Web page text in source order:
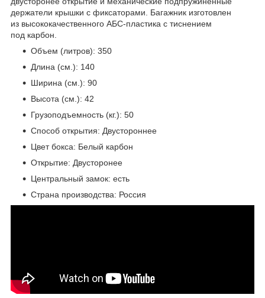
держатели крышки с фиксаторами. Багажник изготовлен
из высококачественного АБС-пластика с тиснением
под карбон.
Объем (литров): 350
Длина (см.): 140
Ширина (см.): 90
Высота (см.): 42
Грузоподъемность (кг.): 50
Способ открытия: Двустороннее
Цвет бокса: Белый карбон
Открытие: Двусторонее
Центральный замок: есть
Страна производства: Россия